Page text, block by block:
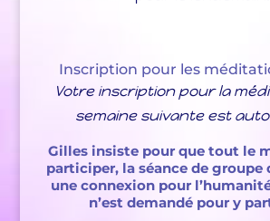
Inscription pour les
Votre inscription pour la
semaine suivante est
Gilles insiste pour que tout le
participer, la séance de groupe
une connexion pour
n’est demandé pour y